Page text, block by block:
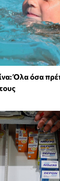
Όλα όσα